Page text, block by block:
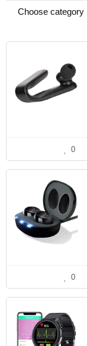
Choose category
0
0